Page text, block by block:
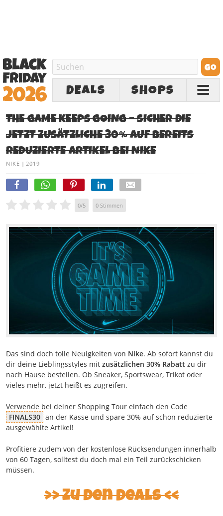
DEALS SHOPS
THE GAME KEEPS GOING – SICHER DIE
JETZT ZUSÄTZLICHE 30% AUF BEREITS
REDUZIERTE ARTIKEL BEI NIKE
NIKE | 2019
0/5 0 Stimmen
Das sind doch tolle Neuigkeiten von Nike. Ab sofort kannst du
dir deine Lieblingsstyles mit zusätzlichen 30% Rabatt zu dir
nach Hause bestellen. Ob Sneaker, Sportswear, Trikot oder
vieles mehr, jetzt heißt es zugreifen.
Verwende bei deiner Shopping Tour einfach den Code
FINALS30 an der Kasse und spare 30% auf schon reduzierte
ausgewählte Artikel!
Profitiere zudem von der kostenlose Rücksendungen innerhalb
von 60 Tagen, solltest du doch mal ein Teil zurückschicken
müssen.
Zu den Deals